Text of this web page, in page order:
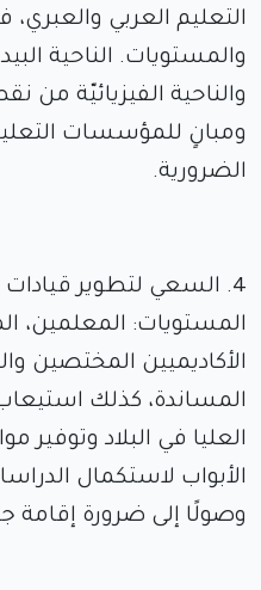
التعليم العربي
والمستويات. الناحية
والناحية الفيزيائيّة
ومبانٍ للمؤسسات
الضرورية.
4. السعي لتطوير
المستويات: المعلمين،
الأكاديميين المختصين
المساندة، كذلك
العليا في البلاد وتوفير
الأبواب لاستكمال
وصولًا إلى ضرورة إقامة